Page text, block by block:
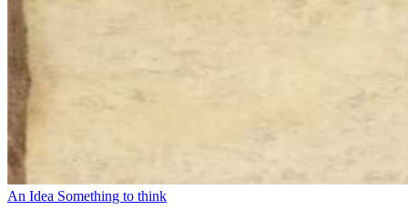
An Idea Something to think